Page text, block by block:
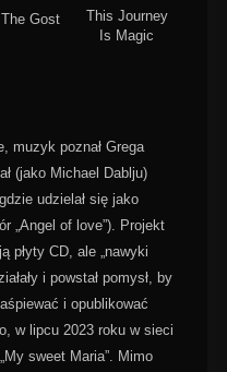
The Gost
This Journey
Is Magic
muzyk poznał Grega
(jako Michael Dablju)
udzielał się jako
„Angel of love”). Projekt
płyty CD, ale „nawyki
i powstał pomysł, by
i opublikować
w lipcu 2023 roku w sieci
sweet Maria”. Mimo